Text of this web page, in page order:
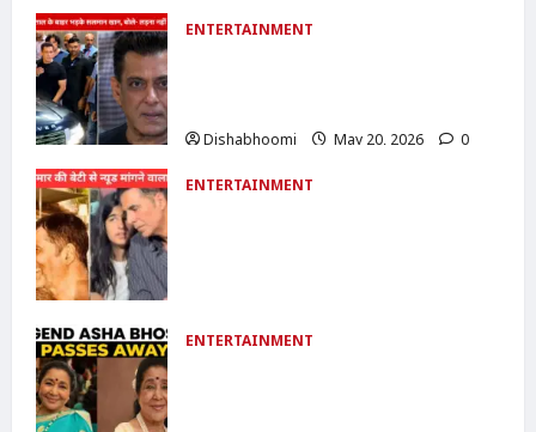
ENTERTAINMENT
Dishabhoomi
May 20, 2026 0
ENTERTAINMENT
ENTERTAINMENT